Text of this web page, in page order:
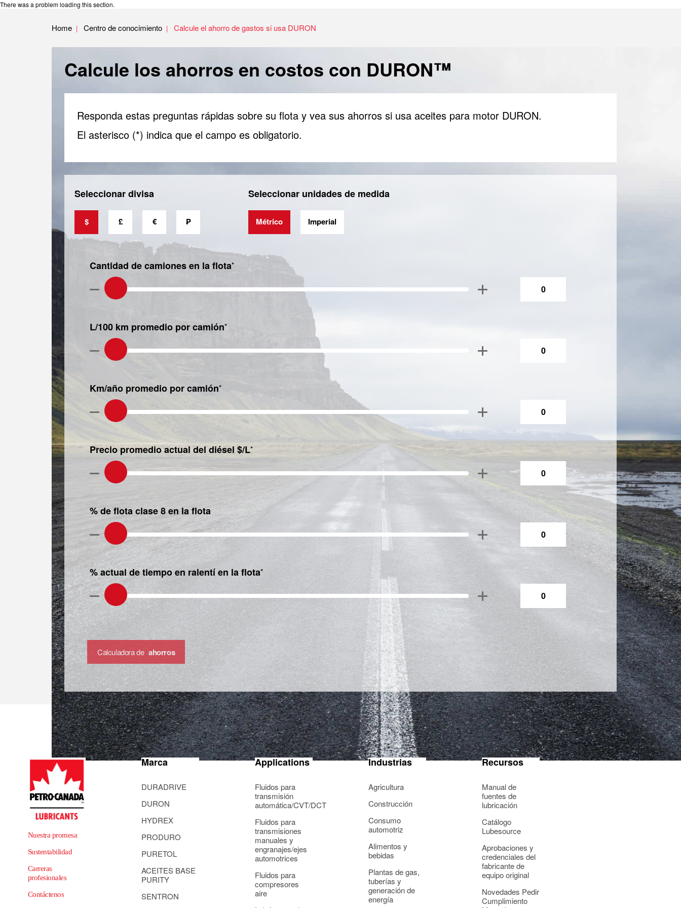
There was a problem loading this section.
Home Centro de conocimiento Calcule el ahorro de gastos si usa DURON
Calcule los ahorros en costos con DURON™
Responda estas preguntas rápidas sobre su flota y vea sus ahorros si usa aceites para motor DURON.
El asterisco (*) indica que el campo es obligatorio.
Seleccionar divisa
$ £ € ₱
Seleccionar unidades de medida
Métrico Imperial
Cantidad de camiones en la flota*
L/100 km promedio por camión*
Km/año promedio por camión*
Precio promedio actual del diésel $/L*
% de flota clase 8 en la flota
% actual de tiempo en ralentí en la flota*
Calculadora de ahorros
Nuestra promesa
Sustentabilidad
Carreras
profesionales
Contáctenos
Marca
DURADRIVE
DURON
HYDREX
PRODURO
PURETOL
ACEITES BASE
PURITY
SENTRON
Applications
Fluidos para
transmisión
automática/CVT/DCT
Fluidos para
transmisiones
manuales y
engranajes/ejes
automotrices
Fluidos para
compresores
aire
Industrias
Agricultura
Construcción
Consumo
automotriz
Alimentos y
bebidas
Plantas de gas,
tuberías y
generación de
energía
Recursos
Manual de
fuentes de
lubricación
Catálogo
Lubesource
Aprobaciones y
credenciales del
fabricante de
equipo original
Novedades Pedir
Cumplimiento